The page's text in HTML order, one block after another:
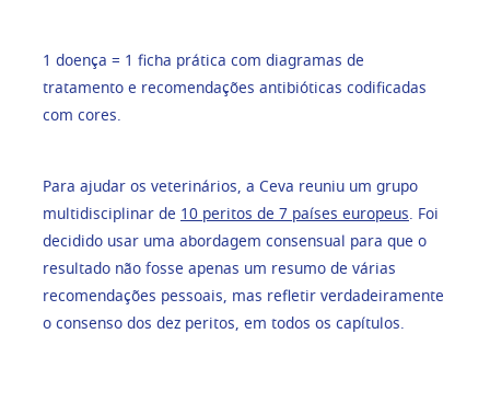
1 doença = 1 ficha prática com diagramas de
tratamento e recomendações antibióticas codificadas
com cores.
Para ajudar os veterinários, a Ceva reuniu um grupo
multidisciplinar de 10 peritos de 7 países europeus . Foi
decidido usar uma abordagem consensual para que o
resultado não fosse apenas um resumo de várias
recomendações pessoais, mas refletir verdadeiramente
o consenso dos dez peritos, em todos os capítulos.